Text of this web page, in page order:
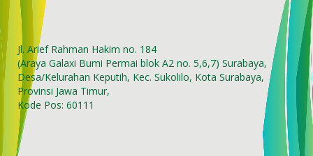
Jl. Arief Rahman Hakim no. 184
(Araya Galaxi Bumi Permai blok A2 no. 5,6,7) Surabaya,
Desa/Kelurahan Keputih, Kec. Sukolilo, Kota Surabaya,
Provinsi Jawa Timur,
Kode Pos: 60111